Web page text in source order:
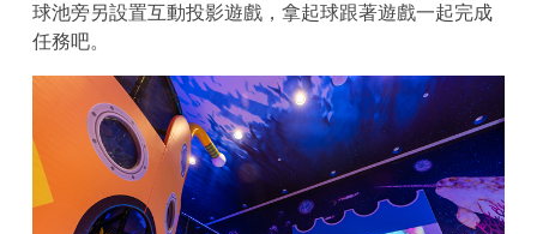
球池旁另設置互動投影遊戲，拿起球跟著遊戲一起完成
任務吧。